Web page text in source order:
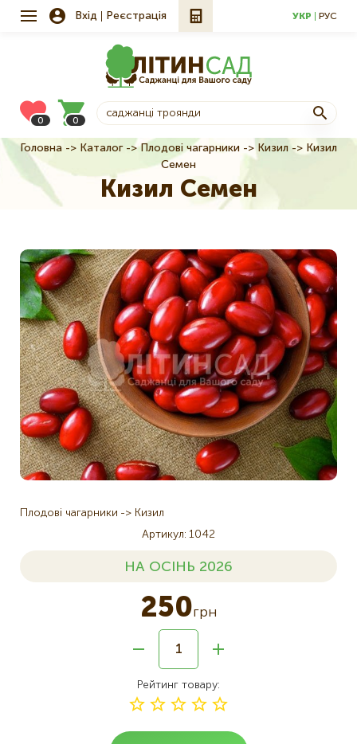
Вхід Реєстрація УКР РУС
0 0
Рядок
навіґації
Головна Каталог Плодові чагарники Кизил
Кизил
Семен
Кизил Семен
Плодові чагарники
Кизил
Артикул 1042
НА ОСІНЬ 2026
250грн
Рейтинг товару